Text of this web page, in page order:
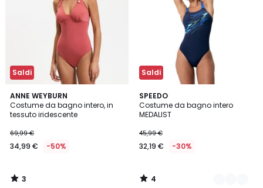
Saldi
ANNE WEYBURN
Costume da bagno intero, in
tessuto iridescente
69,99 €
34,99 € -50%
3
/
5
3
/
Saldi
SPEEDO
Costume da bagno intero
MEDALIST
45,99 €
32,19 € -30%
4
/
5
2
Colori
4
/